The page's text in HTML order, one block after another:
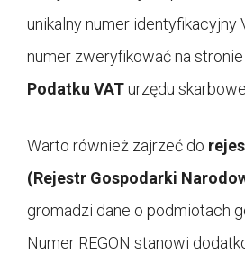
unikalny numer identyfikacyjny
numer zweryfikować na stronie
Podatku VATurzędu
Warto również zajrzeć do
(Rejestr Gospodarki
gromadzi dane o podmiotach
Numer REGON stanowi